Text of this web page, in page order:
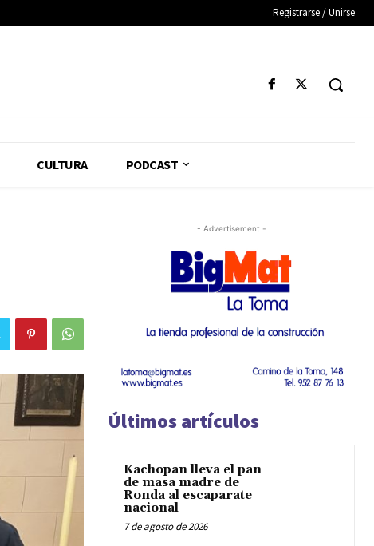
Registrarse / Unirse
CULTURA PODCAST
- Advertisement -
Últimos artículos
Kachopan lleva el pan
de masa madre de
Ronda al escaparate
nacional
7 de agosto de 2026